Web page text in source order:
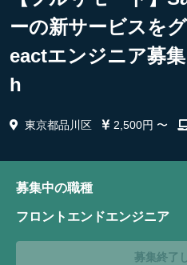
ーの新サービスを
eactエンジニア募
h
東京都品川区 2,500円 〜
募集中の職種
フロントエンドエンジニア
募集終了